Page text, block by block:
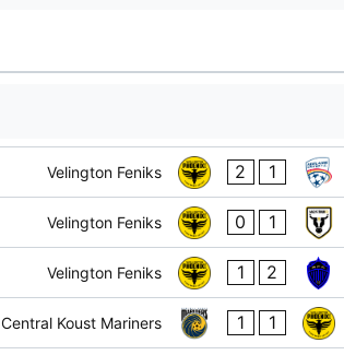
Velington Feniks 2 1
Velington Feniks 0 1
Velington Feniks 1 2
Central Koust Mariners 1 1